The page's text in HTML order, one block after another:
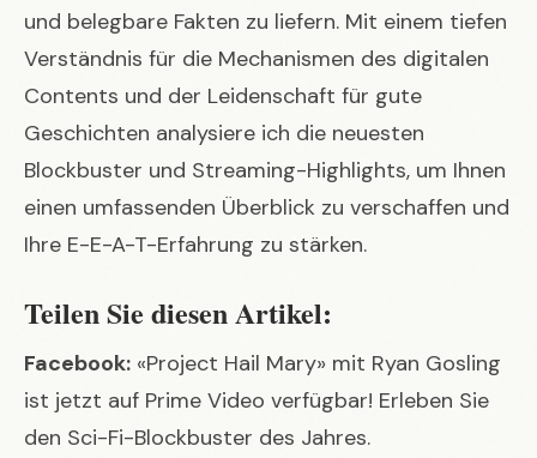
und belegbare Fakten zu liefern. Mit einem tiefen
Verständnis für die Mechanismen des digitalen
Contents und der Leidenschaft für gute
Geschichten analysiere ich die neuesten
Blockbuster und Streaming-Highlights, um Ihnen
einen umfassenden Überblick zu verschaffen und
Ihre E-E-A-T-Erfahrung zu stärken.
Teilen Sie diesen Artikel:
Facebook: «Project Hail Mary» mit Ryan Gosling
ist jetzt auf Prime Video verfügbar! Erleben Sie
den Sci-Fi-Blockbuster des Jahres.